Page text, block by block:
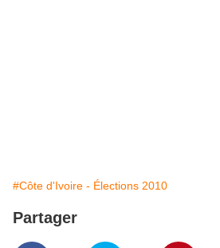
#Côte d'Ivoire - Élections 2010
Partager